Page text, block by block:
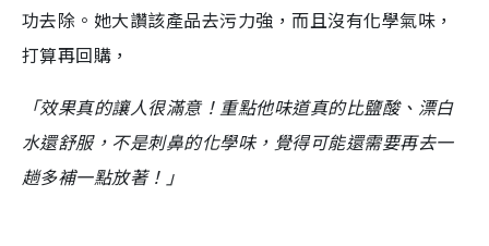
功去除。她大讚該產品去污力強，而且沒有化學氣味，
打算再回購，
「效果真的讓人很滿意！重點他味道真的比鹽酸、漂白
水還舒服，不是刺鼻的化學味，覺得可能還需要再去一
趟多補一點放著！」